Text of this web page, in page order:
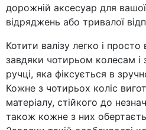
дорожній аксесуар для
відряджень або тривалої
Котити валізу легко і просто
завдяки чотирьом колесам і
ручці, яка фіксується в
Кожне з чотирьох коліс
матеріалу, стійкого до
також кожне з них